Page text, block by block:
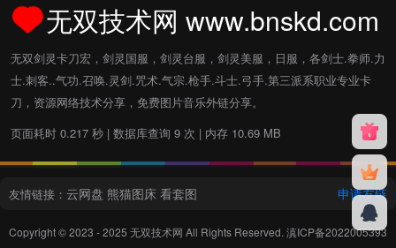
无双技术网 www.bnskd.com
无双剑灵卡刀宏，剑灵国服，剑灵台服，剑灵美服，日服，各剑士.拳师.力
士.刺客..气功.召唤.灵剑.咒术.气宗.枪手.斗士.弓手.第三派系职业专业卡
刀，资源网络技术分享，免费图片音乐外链分享。
页面耗时 0.217 秒 | 数据库查询 9 次 | 内存 10.69 MB
友情链接： 云网盘 熊猫图床 看套图 申请友链
Copyright © 2023 - 2025 无双技术网 All Rights Reserved. 滇ICP备2022005393